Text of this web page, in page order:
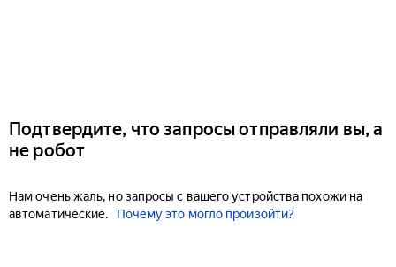
Подтвердите, что запросы отправляли вы, а
не робот
Нам очень жаль, но запросы с вашего устройства похожи на
автоматические.
Почему это могло произойти?